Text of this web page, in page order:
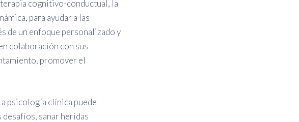
cognitivo-conductual, la
para ayudar a las
de un enfoque personalizado y
colaboración con sus
promover el
psicología clínica puede
sanar heridas